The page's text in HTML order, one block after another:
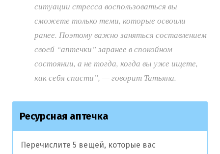
ситуации стресса воспользоваться вы
сможете только теми, которые освоили
ранее. Поэтому важно заняться составлением
своей “аптечки” заранее в спокойном
состоянии, а не тогда, когда вы уже ищете,
как себя спасти”, — говорит Татьяна.
Ресурсная аптечка
Перечислите 5 вещей, которые вас